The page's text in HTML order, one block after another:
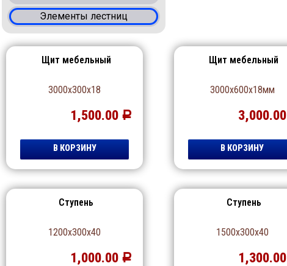
Элементы лестниц
Щит мебельный
3000х300х18
1,500.00 Р
В КОРЗИНУ
Щит мебельный
3000х600х18мм
3,000.00
В КОРЗИНУ
Ступень
1200х300х40
1,000.00 Р
Ступень
1500х300х40
1,300.00